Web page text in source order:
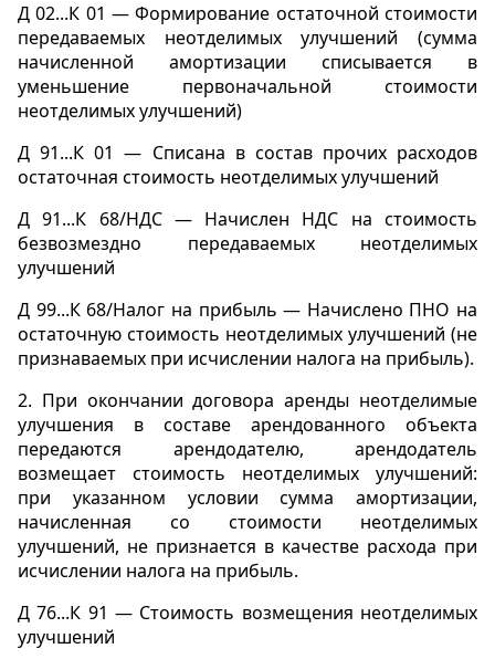
Д 02...К 01 — Формирование остаточной стоимости
передаваемых неотделимых улучшений (сумма
начисленной амортизации списывается в
уменьшение первоначальной стоимости
неотделимых улучшений)
Д 91...К 01 — Списана в состав прочих расходов
остаточная стоимость неотделимых улучшений
Д 91...К 68/НДС — Начислен НДС на стоимость
безвозмездно передаваемых неотделимых
улучшений
Д 99...К 68/Налог на прибыль — Начислено ПНО на
остаточную стоимость неотделимых улучшений (не
признаваемых при исчислении налога на прибыль).
2. При окончании договора аренды неотделимые
улучшения в составе арендованного объекта
передаются арендодателю, арендодатель
возмещает стоимость неотделимых улучшений:
при указанном условии сумма амортизации,
начисленная со стоимости неотделимых
улучшений, не признается в качестве расхода при
исчислении налога на прибыль.
Д 76...К 91 — Стоимость возмещения неотделимых
улучшений